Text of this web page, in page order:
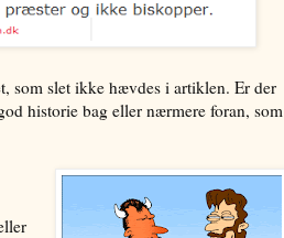
som slet ikke hævdes i artiklen. Er der
historie bag eller nærmere foran, som